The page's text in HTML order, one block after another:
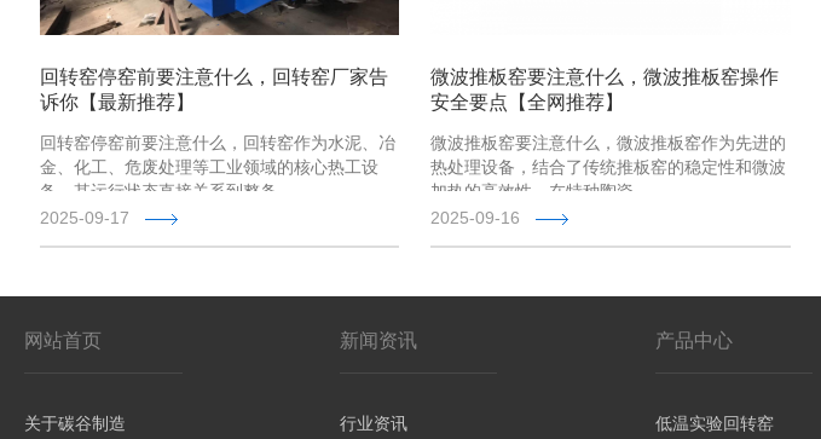
回转窑停窑前要注意什么，回转窑厂家告
诉你【最新推荐】
回转窑停窑前要注意什么，回转窑作为水泥、冶
金、化工、危废处理等工业领域的核心热工设
备，其运行状态直接关系到整条 …
2025-09-17
微波推板窑要注意什么，微波推板窑操作
安全要点【全网推荐】
微波推板窑要注意什么，微波推板窑作为先进的
热处理设备，结合了传统推板窑的稳定性和微波
加热的高效性，在特种陶瓷、 …
2025-09-16
网站首页
关于碳谷制造
新闻资讯
行业资讯
产品中心
低温实验回转窑